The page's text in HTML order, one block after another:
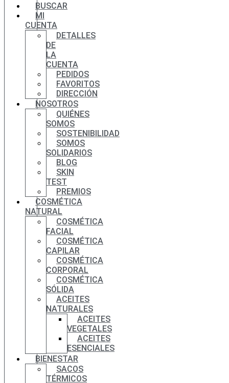
BUSCAR
MI
CUENTA
DETALLES
DE
LA
CUENTA
PEDIDOS
FAVORITOS
DIRECCIÓN
NOSOTROS
QUIÉNES
SOMOS
SOSTENIBILIDAD
SOMOS
SOLIDARIOS
BLOG
SKIN
TEST
PREMIOS
COSMÉTICA
NATURAL
COSMÉTICA
FACIAL
COSMÉTICA
CAPILAR
COSMÉTICA
CORPORAL
COSMÉTICA
SÓLIDA
ACEITES
NATURALES
ACEITES
VEGETALES
ACEITES
ESENCIALES
BIENESTAR
SACOS
TÉRMICOS